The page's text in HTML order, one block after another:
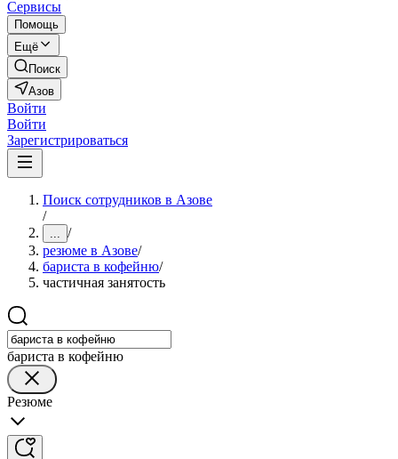
Сервисы
Помощь
Ещё
Поиск
Азов
Войти
Войти
Зарегистрироваться
Поиск сотрудников в Азове
/
... /
резюме в Азове/
бариста в кофейню/
частичная занятость
бариста в кофейню
Резюме